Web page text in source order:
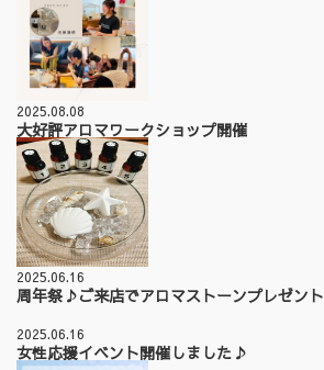
2025.08.08
大好評アロマワークショップ開催
2025.06.16
周年祭♪ご来店でアロマストーンプレゼント
2025.06.16
女性応援イベント開催しました♪